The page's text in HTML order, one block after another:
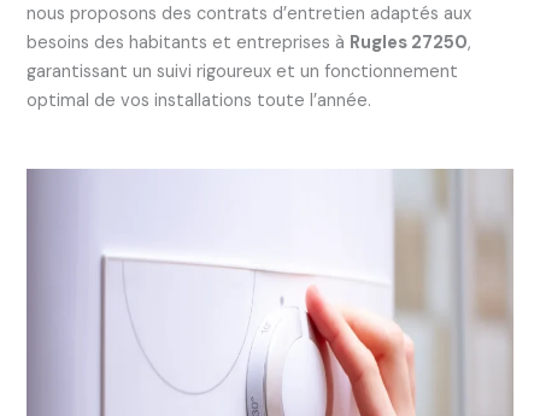
nous proposons des contrats d’entretien adaptés aux
besoins des habitants et entreprises à Rugles 27250,
garantissant un suivi rigoureux et un fonctionnement
optimal de vos installations toute l’année.